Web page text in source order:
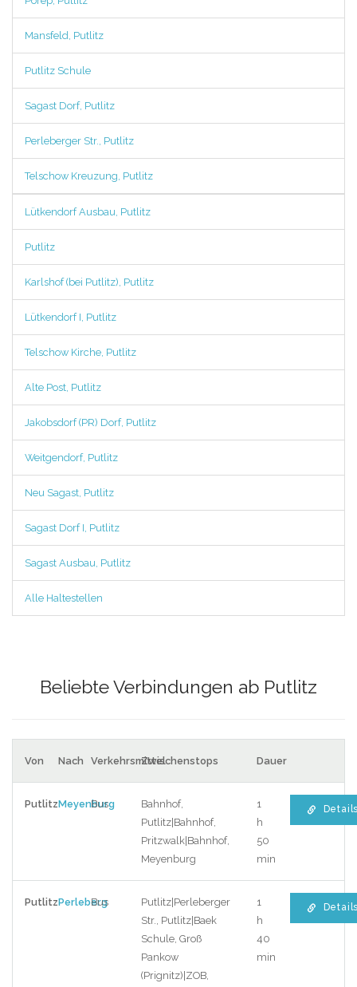
Mansfeld, Putlitz
Putlitz Schule
Sagast Dorf, Putlitz
Perleberger Str., Putlitz
Telschow Kreuzung, Putlitz
Lütkendorf Ausbau, Putlitz
Putlitz
Karlshof (bei Putlitz), Putlitz
Lütkendorf I, Putlitz
Telschow Kirche, Putlitz
Alte Post, Putlitz
Jakobsdorf (PR) Dorf, Putlitz
Weitgendorf, Putlitz
Neu Sagast, Putlitz
Sagast Dorf I, Putlitz
Sagast Ausbau, Putlitz
Alle Haltestellen
Beliebte Verbindungen ab Putlitz
Von Nach VerkehrsmittelZwischenstops Dauer
PutlitzMeyenburg
Bus
Bahnhof,
Putlitz|Bahnhof,
Pritzwalk|Bahnhof,
Meyenburg
1
h
50
min
PutlitzPerleberg
Bus
Putlitz|Perleberger
Str., Putlitz|Baek
Schule, Groß
Pankow
(Prignitz)|ZOB,
1
h
40
min